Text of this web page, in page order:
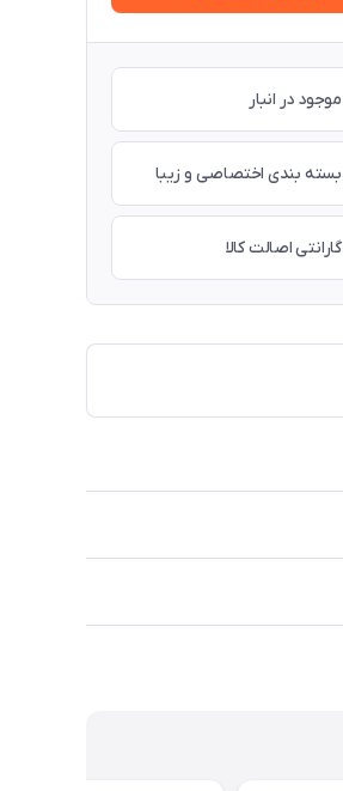
موجود در انبار
بسته بندی اختصاصی و زیبا
گارانتی اصالت کالا